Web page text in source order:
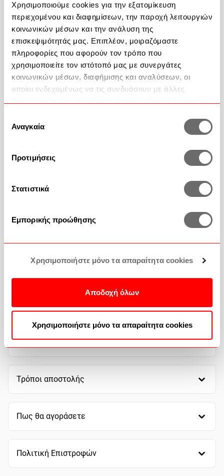
Χρησιμοποιούμε cookies για την εξατομίκευση
περιεχομένου και διαφημίσεων, την παροχή λειτουργιών
κοινωνικών μέσων και την ανάλυση της
επισκεψιμότητάς μας. Επιπλέον, μοιραζόμαστε
πληροφορίες που αφορούν τον τρόπο που
χρησιμοποιείτε τον ιστότοπό μας με συνεργάτες
κοινωνικών μέσων, διαφήμισης και αναλύσεων, οι
οποίοι ενδεχομένως να τις συνδυάσουν με άλλες
των υπηρεσιών τους.
συγκατάθεσης
Αναγκαία
Προτιμήσεις
Στατιστικά
Εμπορικής προώθησης
Χρησιμοποιήστε μόνο τα απαραίτητα cookies
Αποδοχή όλων
Χρησιμοποιήστε μόνο τα απαραίτητα cookies
Σε απόθεμα - Αποστολή σε 24-48 ώρες
Ποσότητα
Προσθήκη στο καλάθι
Περιγραφή Προϊόντος
Συχνές Ερωτήσεις
Τρόποι πληρωμής
Τρόποι αποστολής
Πως θα αγοράσετε
Πολιτική Επιστροφών